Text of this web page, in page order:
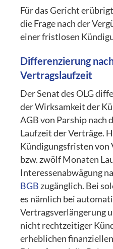
Für das Gericht
die Frage nach der
einer fristlosen
Differenzierung
Vertragslaufzeit
Der Senat des OLG
der Wirksamkeit der
AGB von Parship nach
Laufzeit der Verträge.
Kündigungsfristen von
bzw. zwölf Monaten
Interessenabwägung
BGB zugänglich. Bei
es nämlich bei
Vertragsverlängerung
nicht rechtzeitiger
erheblichen